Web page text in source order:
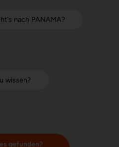
nach PANAMA?
wissen?
gefunden?